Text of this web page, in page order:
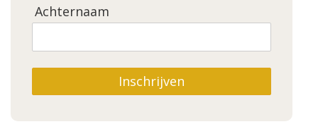
Achternaam
Inschrijven